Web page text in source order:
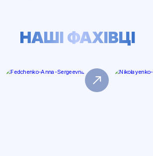
НАШІ ФАХІВЦІ